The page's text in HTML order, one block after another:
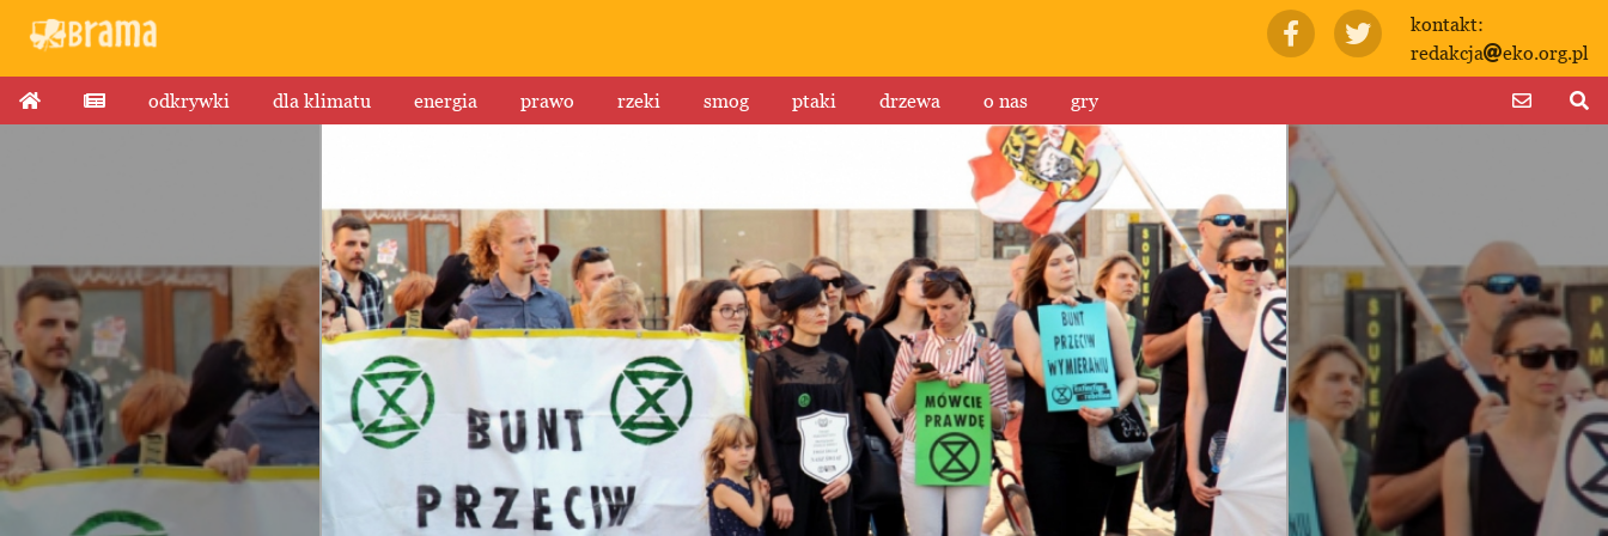
kontakt:
redakcja
eko.org.pl
odkrywki dla klimatu energia prawo rzeki smog ptaki drzewa o nas gry